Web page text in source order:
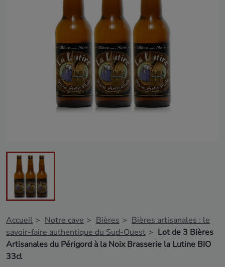
Accueil Notre cave Bières
Bières artisanales : le
savoir-faire authentique du Sud-Ouest
Lot de 3 Bières
Artisanales du Périgord à la Noix Brasserie la Lutine BIO
33cl